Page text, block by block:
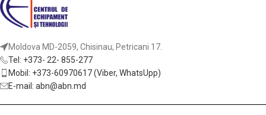
Moldova MD-2059, Chisinau, Petricani 17.
Tel: +373- 22- 855-277
Mobil: +373-60970617 (Viber, WhatsUpp)
E-mail: abn@abn.md